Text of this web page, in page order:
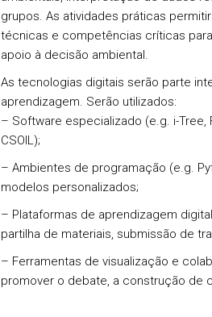
grupos. As atividades práticas
técnicas e competências críticas
apoio à decisão ambiental.
As tecnologias digitais serão parte
aprendizagem. Serão utilizados:
– Software especializado (e.g. i-Tree,
CSOIL);
– Ambientes de programação (e.g.
modelos personalizados;
– Plataformas de aprendizagem
partilha de materiais, submissão de
– Ferramentas de visualização e
promover o debate, a construção de